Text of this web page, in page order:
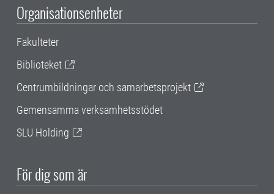
Organisationsenheter
Fakulteter
Biblioteket
Centrumbildningar och samarbetsprojekt
Gemensamma verksamhetsstödet
SLU Holding
För dig som är